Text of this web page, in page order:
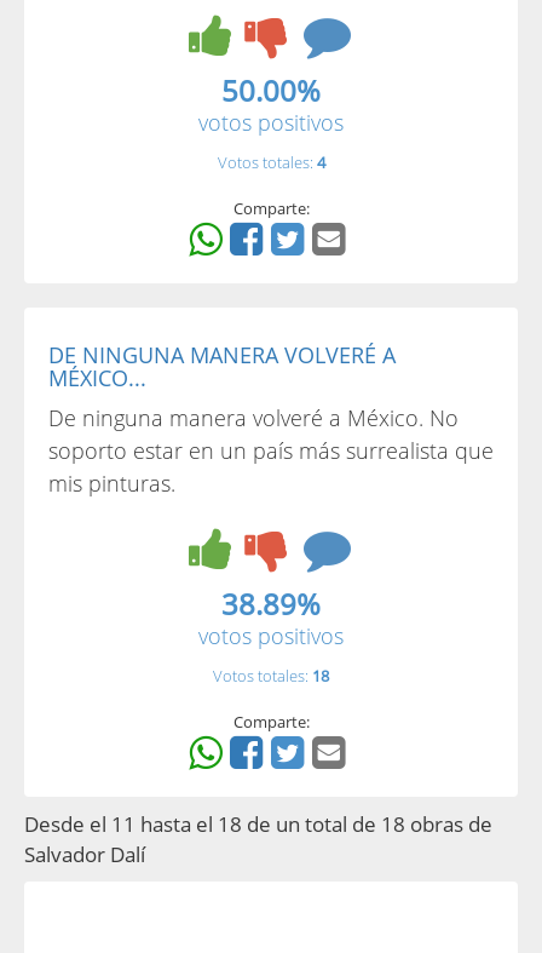
50.00%
votos positivos
Votos totales: 4
Comparte:
DE NINGUNA MANERA VOLVERÉ A
MÉXICO...
De ninguna manera volveré a México. No
soporto estar en un país más surrealista que
mis pinturas.
38.89%
votos positivos
Votos totales: 18
Comparte:
Desde el 11 hasta el 18 de un total de 18 obras de
Salvador Dalí